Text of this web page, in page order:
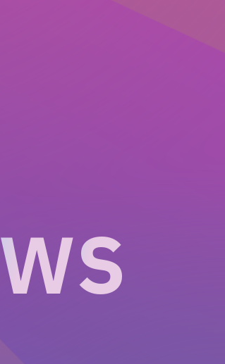
WS